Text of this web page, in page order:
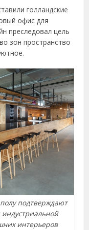
голландские
офис для
преследовал цель
зон пространство
подтверждают
индустриальной
интерьеров